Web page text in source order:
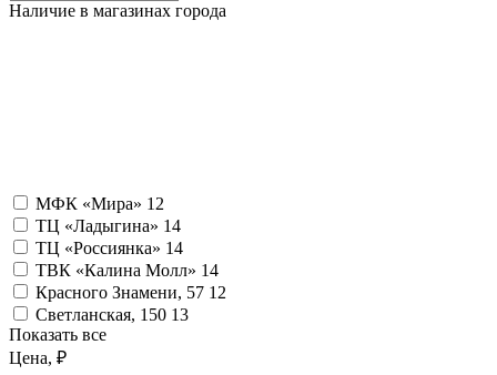
Наличие в магазинах города
МФК «Мира» 12
ТЦ «Ладыгина» 14
ТЦ «Россиянка» 14
ТВК «Калина Молл» 14
Красного Знамени, 57 12
Светланская, 150 13
Показать все
Цена, ₽